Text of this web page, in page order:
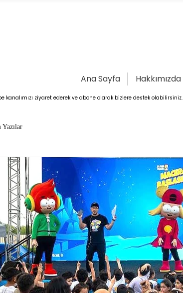
Ana Sayfa Hakkımızda
kanalımızı ziyaret ederek ve abone olarak bizlere destek olabilirsiniz.
Yazılar